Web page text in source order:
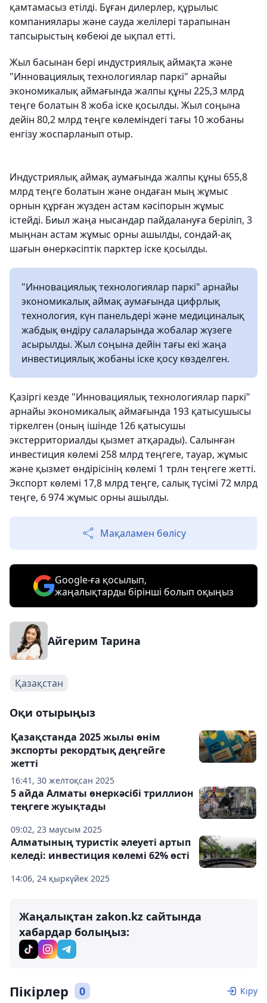
қамтамасыз етілді. Бұған дилерлер, құрылыс
компаниялары және сауда желілері тарапынан
тапсырыстың көбеюі де ықпал етті.
Жыл басынан бері индустриялық аймақта және
"Инновациялық технологиялар паркі" арнайы
экономикалық аймағында жалпы құны 225,3 млрд
теңге болатын 8 жоба іске қосылды. Жыл соңына
дейін 80,2 млрд теңге көлеміндегі тағы 10 жобаны
енгізу жоспарланып отыр.
Индустриялық аймақ аумағында жалпы құны 655,8
млрд теңге болатын және ондаған мың жұмыс
орнын құрған жүзден астам кәсіпорын жұмыс
істейді. Биыл жаңа нысандар пайдалануға беріліп, 3
мыңнан астам жұмыс орны ашылды, сондай-ақ
шағын өнеркәсіптік парктер іске қосылды.
"Инновациялық технологиялар паркі" арнайы
экономикалық аймақ аумағында цифрлық
технология, күн панельдері және медициналық
жабдық өндіру салаларында жобалар жүзеге
асырылды. Жыл соңына дейін тағы екі жаңа
инвестициялық жобаны іске қосу көзделген.
Қазіргі кезде "Инновациялық технологиялар паркі"
арнайы экономикалық аймағында 193 қатысушысы
тіркелген (оның ішінде 126 қатысушы
экстерриториалды қызмет атқарады). Салынған
инвестиция көлемі 258 млрд теңгеге, тауар, жұмыс
және қызмет өндірісінің көлемі 1 трлн теңгеге жетті.
Экспорт көлемі 17,8 млрд теңге, салық түсімі 72 млрд
теңге, 6 974 жұмыс орны ашылды.
Мақаламен бөлісу
Google-ға қосылып,
жаңалықтарды бірінші болып оқыңыз
Айгерим Тарина
Қазақстан
Оқи отырыңыз
16:41, 30 желтоқсан 2025
Қазақстанда 2025 жылы өнім
экспорты рекордтық деңгейге
жетті
09:02, 23 маусым 2025
5 айда Алматы өнеркәсібі триллион
теңгеге жуықтады
14:06, 24 қыркүйек 2025
Алматының туристік әлеуеті артып
келеді: инвестиция көлемі 62% өсті
Жаңалықтан zakon.kz сайтында
хабардар болыңыз:
Пікірлер 0 Кіру